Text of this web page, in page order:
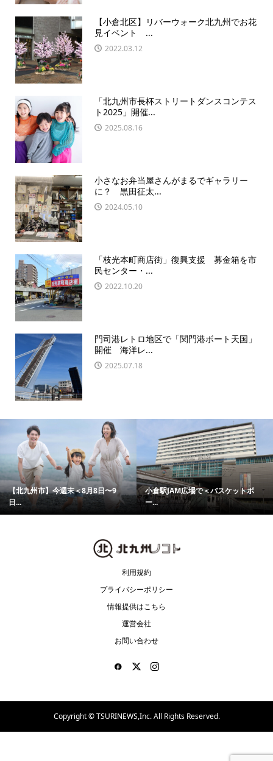
【小倉北区】リバーウォーク北九州でお花
見イベント ...
2022.03.12
「北九州市長杯ストリートダンスコンテス
ト2025」開催...
2025.08.16
小さなお弁当屋さんがまるでギャラリー
に？ 黒田征太...
2024.05.10
「枝光本町商店街」復興支援 募金箱を市
民センター・...
2022.10.20
門司港レトロ地区で「関門港ボート天国」
開催 海洋レ...
2025.07.18
【北九州市】今週末＜8月8日〜9
日...
小倉駅JAM広場で＜バスケットボ
ー...
利用規約
プライバシーポリシー
情報提供はこちら
運営会社
お問い合わせ
Copyright ©TSURINEWS,Inc. All Rights Reserved.